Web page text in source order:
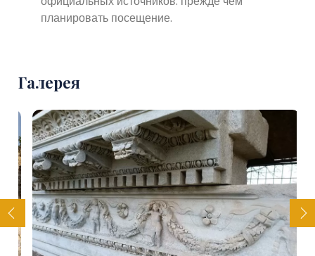
планировать посещение.
Галерея